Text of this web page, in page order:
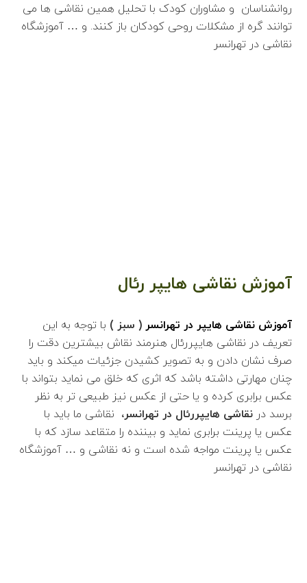
روانشناسان و مشاوران کودک با تحلیل همین نقاشی ها می
توانند گره از مشکلات روحی کودکان باز کنند. و … آموزشگاه
نقاشی در تهرانسر
آموزش نقاشی هایپر رئال
آموزش نقاشی هایپر در تهرانسر ( سبز ) با توجه به این
تعریف در نقاشی هایپررئال هنرمند نقاش بیشترین دقت را
صرف نشان دادن و به تصویر کشیدن جزئیات میکند و باید
چنان مهارتی داشته باشد که اثری که خلق می نماید بتواند با
عکس برابری کرده و یا حتی از عکس نیز طبیعی تر به نظر
برسد درنقاشی هایپررئال در تهرانسر، نقاشی ما باید با
عکس یا پرینت برابری نماید و بیننده را متقاعد سازد که با
عکس یا پرینت مواجه شده است و نه نقاشی و … آموزشگاه
نقاشی در تهرانسر